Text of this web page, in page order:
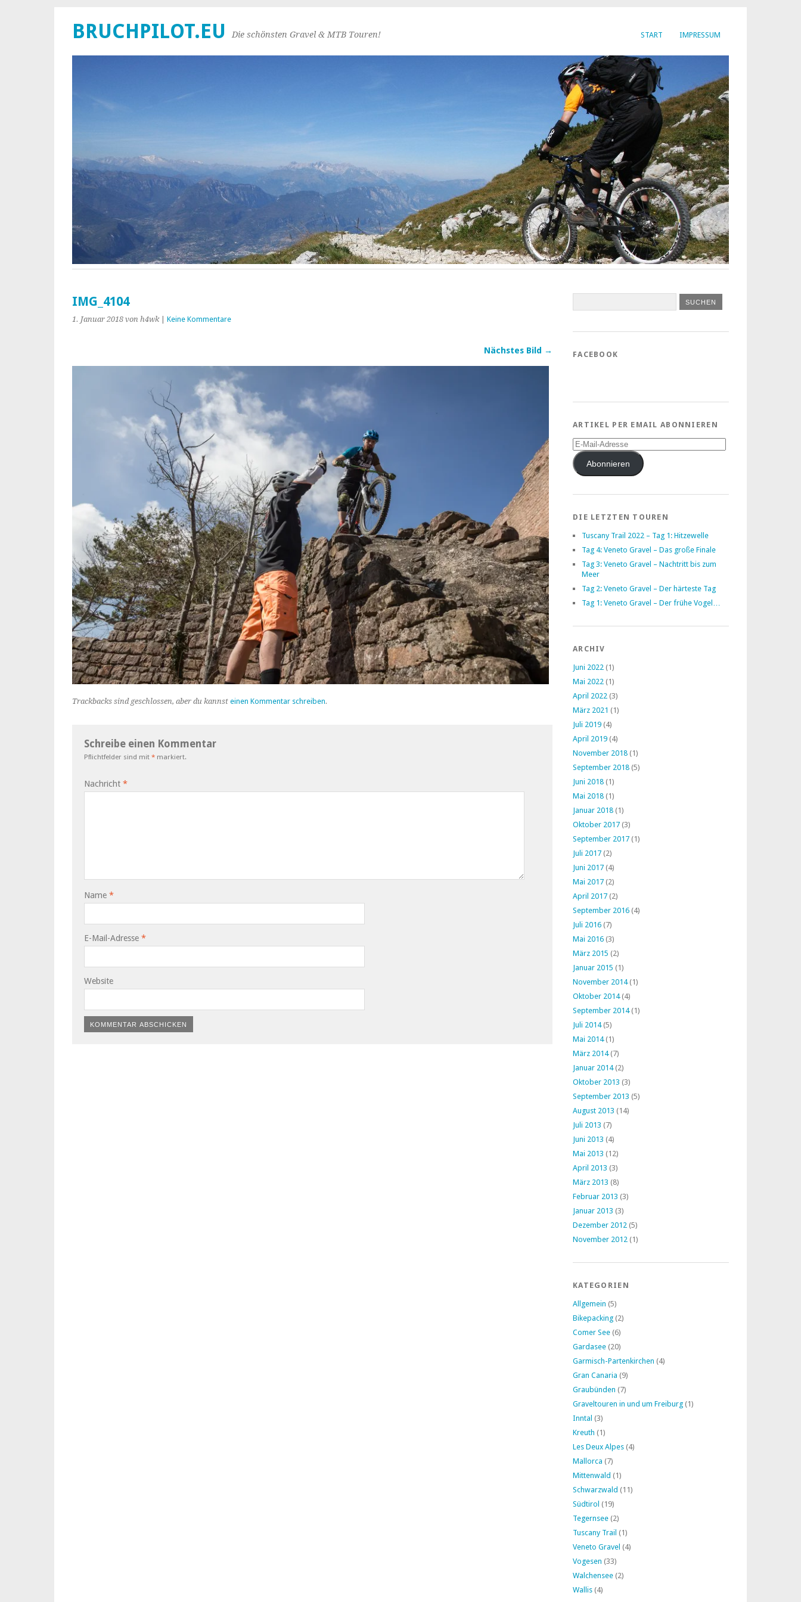
START IMPRESSUM
BRUCHPILOT.EU Die schönsten Gravel & MTB Touren!
IMG_4104
1. Januar 2018 von h4wk| Keine Kommentare
Nächstes Bild →
Trackbacks sind geschlossen, aber du kannst einen Kommentar schreiben.
Schreibe einen Kommentar
Pflichtfelder sind mit * markiert.
Nachricht *
Name *
E-Mail-Adresse *
Website
FACEBOOK
ARTIKEL PER EMAIL ABONNIEREN
E-
Mail-
AdresseAbonnieren
DIE LETZTEN TOUREN
Tuscany Trail 2022 – Tag 1: Hitzewelle
Tag 4: Veneto Gravel – Das große Finale
Tag 3: Veneto Gravel – Nachtritt bis zum
Meer
Tag 2: Veneto Gravel – Der härteste Tag
Tag 1: Veneto Gravel – Der frühe Vogel…
ARCHIV
Juni 2022 (1)
Mai 2022 (1)
April 2022 (3)
März 2021 (1)
Juli 2019 (4)
April 2019 (4)
November 2018 (1)
September 2018 (5)
Juni 2018 (1)
Mai 2018 (1)
Januar 2018 (1)
Oktober 2017 (3)
September 2017 (1)
Juli 2017 (2)
Juni 2017 (4)
Mai 2017 (2)
April 2017 (2)
September 2016 (4)
Juli 2016 (7)
Mai 2016 (3)
März 2015 (2)
Januar 2015 (1)
November 2014(1)
Oktober 2014(4)
September 2014(1)
Juli 2014(5)
Mai 2014(1)
März 2014(7)
Januar 2014(2)
Oktober 2013 (3)
September 2013 (5)
August 2013 (14)
Juli 2013 (7)
Juni 2013 (4)
Mai 2013 (12)
April 2013 (3)
März 2013 (8)
Februar 2013 (3)
Januar 2013 (3)
Dezember 2012 (5)
November 2012 (1)
KATEGORIEN
Allgemein (5)
Bikepacking (2)
Comer See (6)
Gardasee (20)
Garmisch-Partenkirchen (4)
Gran Canaria (9)
Graubünden (7)
Graveltouren in und um Freiburg (1)
Inntal (3)
Kreuth (1)
Les Deux Alpes (4)
Mallorca (7)
Mittenwald (1)
Schwarzwald (11)
Südtirol (19)
Tegernsee (2)
Tuscany Trail (1)
Veneto Gravel (4)
Vogesen (33)
Walchensee (2)
Wallis (4)